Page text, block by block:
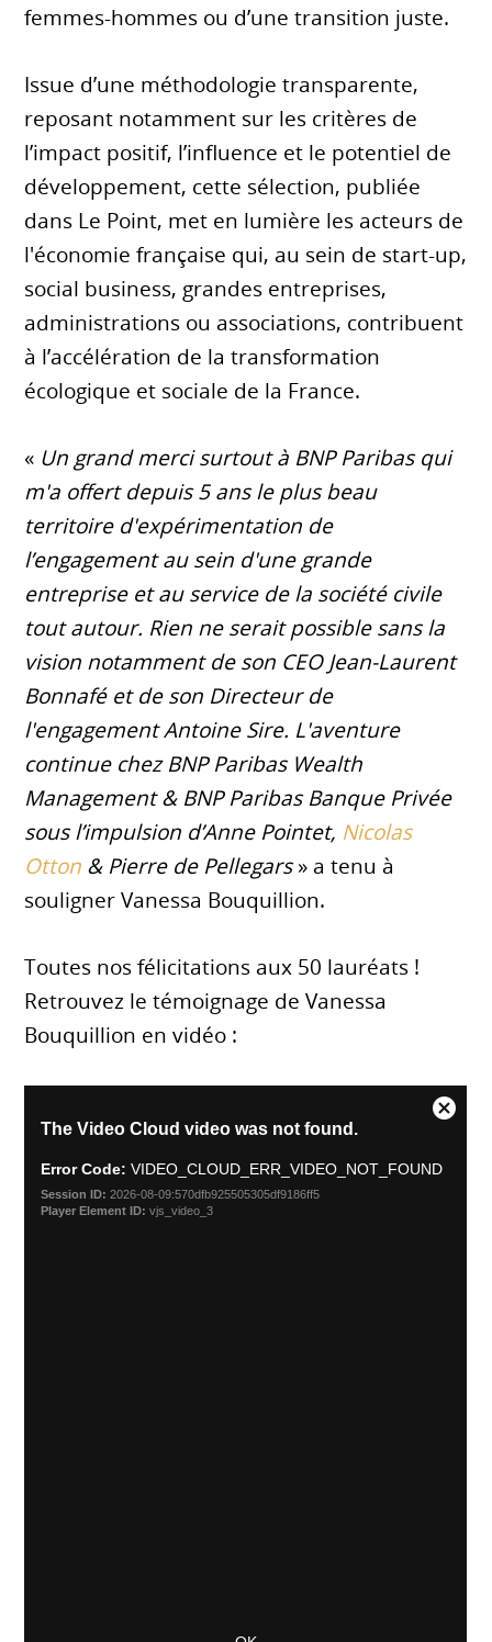
femmes-hommes ou d’une transition juste.
Issue d’une méthodologie transparente,
reposant notamment sur les critères de
l’impact positif, l’influence et le potentiel de
développement, cette sélection, publiée
dans Le Point, met en lumière les acteurs de
l'économie française qui, au sein de start-up,
social business, grandes entreprises,
administrations ou associations, contribuent
à l’accélération de la transformation
écologique et sociale de la France.
« Un grand merci surtout à BNP Paribas qui
m'a offert depuis 5 ans le plus beau
territoire d'expérimentation de
l’engagement au sein d'une grande
entreprise et au service de la société civile
tout autour. Rien ne serait possible sans la
vision notamment de son CEO Jean-Laurent
Bonnafé et de son Directeur de
l'engagement Antoine Sire. L'aventure
continue chez BNP Paribas Wealth
Management & BNP Paribas Banque Privée
sous l’impulsion d’Anne Pointet, Nicolas
Otton & Pierre de Pellegars» a tenu à
souligner Vanessa Bouquillion.
Toutes nos félicitations aux 50 lauréats !
Retrouvez le témoignage de Vanessa
Bouquillion en vidéo :